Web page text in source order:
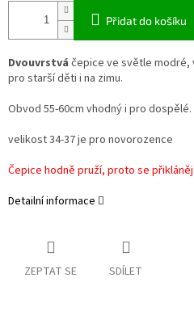
Přidat do košíku
Dvouvrstvá čepice ve světle modré,
pro starší děti i na zimu.
Obvod 55-60cm vhodný i pro dospělé.
velikost 34-37 je pro novorozence
Čepice hodně pruží, proto se
Detailní informace
ZEPTAT SE SDÍLET